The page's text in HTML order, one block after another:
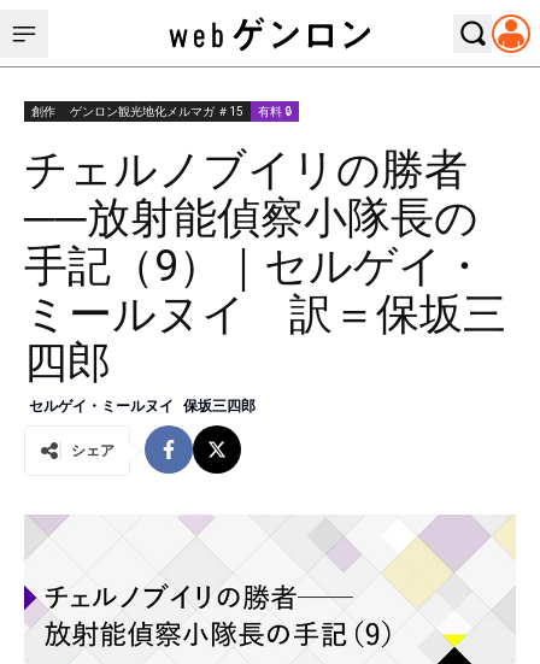
創作 ゲンロン観光地化メルマガ ＃15 有料 🔒
チェルノブイリの勝者
──放射能偵察小隊長の
手記（9）｜セルゲイ・
ミールヌイ 訳＝保坂三
四郎
セルゲイ・ミールヌイ 保坂三四郎
シェア